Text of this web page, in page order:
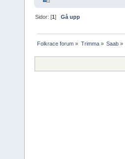
Sidor: [1]Gå upp
Folkrace forum » Trimma» Saab»